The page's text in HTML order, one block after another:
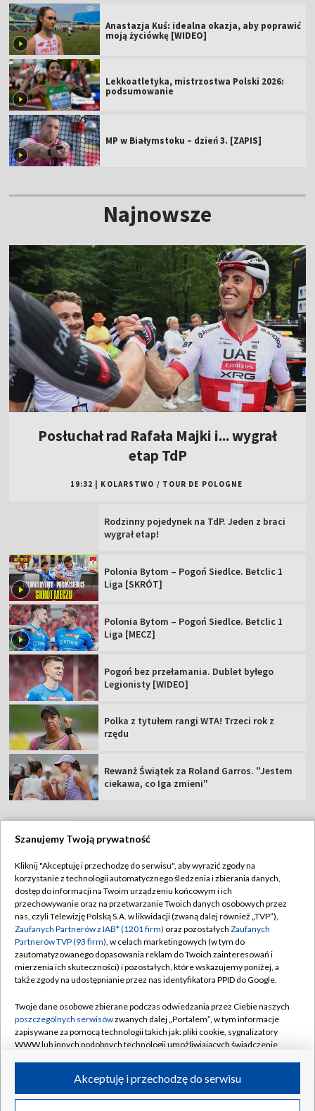
Anastazja Kuś: idealna okazja, aby poprawić
moją życiówkę [WIDEO]
Lekkoatletyka, mistrzostwa Polski 2026:
podsumowanie
MP w Białymstoku – dzień 3. [ZAPIS]
Najnowsze
Posłuchał rad Rafała Majki i... wygrał
etap TdP
19:32 KOLARSTWO / TOUR DE POLOGNE
Rodzinny pojedynek na TdP. Jeden z braci
wygrał etap!
Polonia Bytom – Pogoń Siedlce. Betclic 1
Liga [SKRÓT]
Polonia Bytom – Pogoń Siedlce. Betclic 1
Liga [MECZ]
Pogoń bez przełamania. Dublet byłego
Legionisty [WIDEO]
Polka z tytułem rangi WTA! Trzeci rok z
rzędu
Rewanż Świątek za Roland Garros. "Jestem
ciekawa, co Iga zmieni"
Abonament TVP
Sklep TVP
Biuro Reklamy
Oferta Handlowa
Telegazeta ogłoszenia
Rada Programowa
Ogłoszenia przetargowe
Akademia Telewizyjna
Informacje o nadawcy
Regulamin TVP
Polityka prywatności
Moje zgody
Biuro reklamy
Kontakt
Kanały
©2026 Telewizja Polska Spółka Akcyjna w likwidacji
Szanujemy Twoją prywatność
Kliknij "Akceptuję i przechodzę do serwisu", aby wyrazić zgody na
korzystanie z technologii automatycznego śledzenia i zbierania danych,
dostęp do informacji na Twoim urządzeniu końcowym i ich
przechowywanie oraz na przetwarzanie Twoich danych osobowych przez
nas, czyli Telewizję Polską S.A. w likwidacji (zwaną dalej również „TVP”),
Zaufanych Partnerów z IAB* (1201 firm) oraz pozostałych Zaufanych
Partnerów TVP (93 firm), w celach marketingowych (w tym do
zautomatyzowanego dopasowania reklam do Twoich zainteresowań i
mierzenia ich skuteczności) i pozostałych, które wskazujemy poniżej, a
także zgody na udostępnianie przez nas identyfikatora PPID do Google.
Twoje dane osobowe zbierane podczas odwiedzania przez Ciebie naszych
poszczególnych serwisówzwanych dalej „Portalem”, w tym informacje
zapisywane za pomocą technologii takich jak: pliki cookie, sygnalizatory
WWW lub innych podobnych technologii umożliwiających świadczenie
ruchu w Internecie.Akceptuję i przechodzę do serwisu